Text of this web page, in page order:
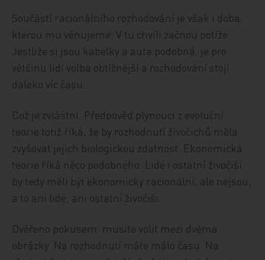
Součástí racionálního rozhodování je však i doba,
kterou mu věnujeme. V tu chvíli začnou potíže.
Jestliže si jsou kabelky a auta podobná, je pro
většinu lidí volba obtížnější a rozhodování stojí
daleko víc času.
Což je zvláštní. Předpověď plynoucí z evoluční
teorie totiž říká, že by rozhodnutí živočichů měla
zvyšovat jejich biologickou zdatnost. Ekonomická
teorie říká něco podobného. Lidé i ostatní živočiši
by tedy měli být ekonomicky racionální, ale nejsou,
a to ani lidé, ani ostatní živočiši.
Ověřeno pokusem: musíte volit mezi dvěma
obrázky. Na rozhodnutí máte málo času. Na